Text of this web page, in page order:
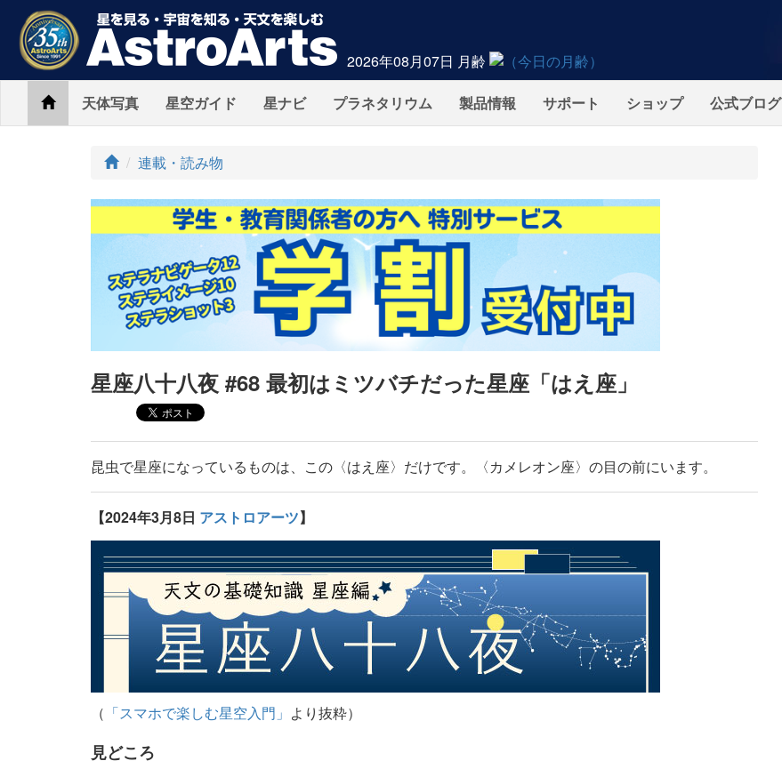
2026年08月07日 月齢
Home天体写真 星空ガイド 星ナビ プラネタリウム 製品情報 サポート ショップ 公式ブログ
ト
プ
連載・読み物
星座八十八夜 #68 最初はミツバチだった星座「はえ座」
昆虫で星座になっているものは、この〈はえ座〉だけです。〈カメレオン座〉の目の前にいます。
【2024年3月8日 アストロアーツ】
（ 「スマホで楽しむ星空入門」 より抜粋）
見どころ